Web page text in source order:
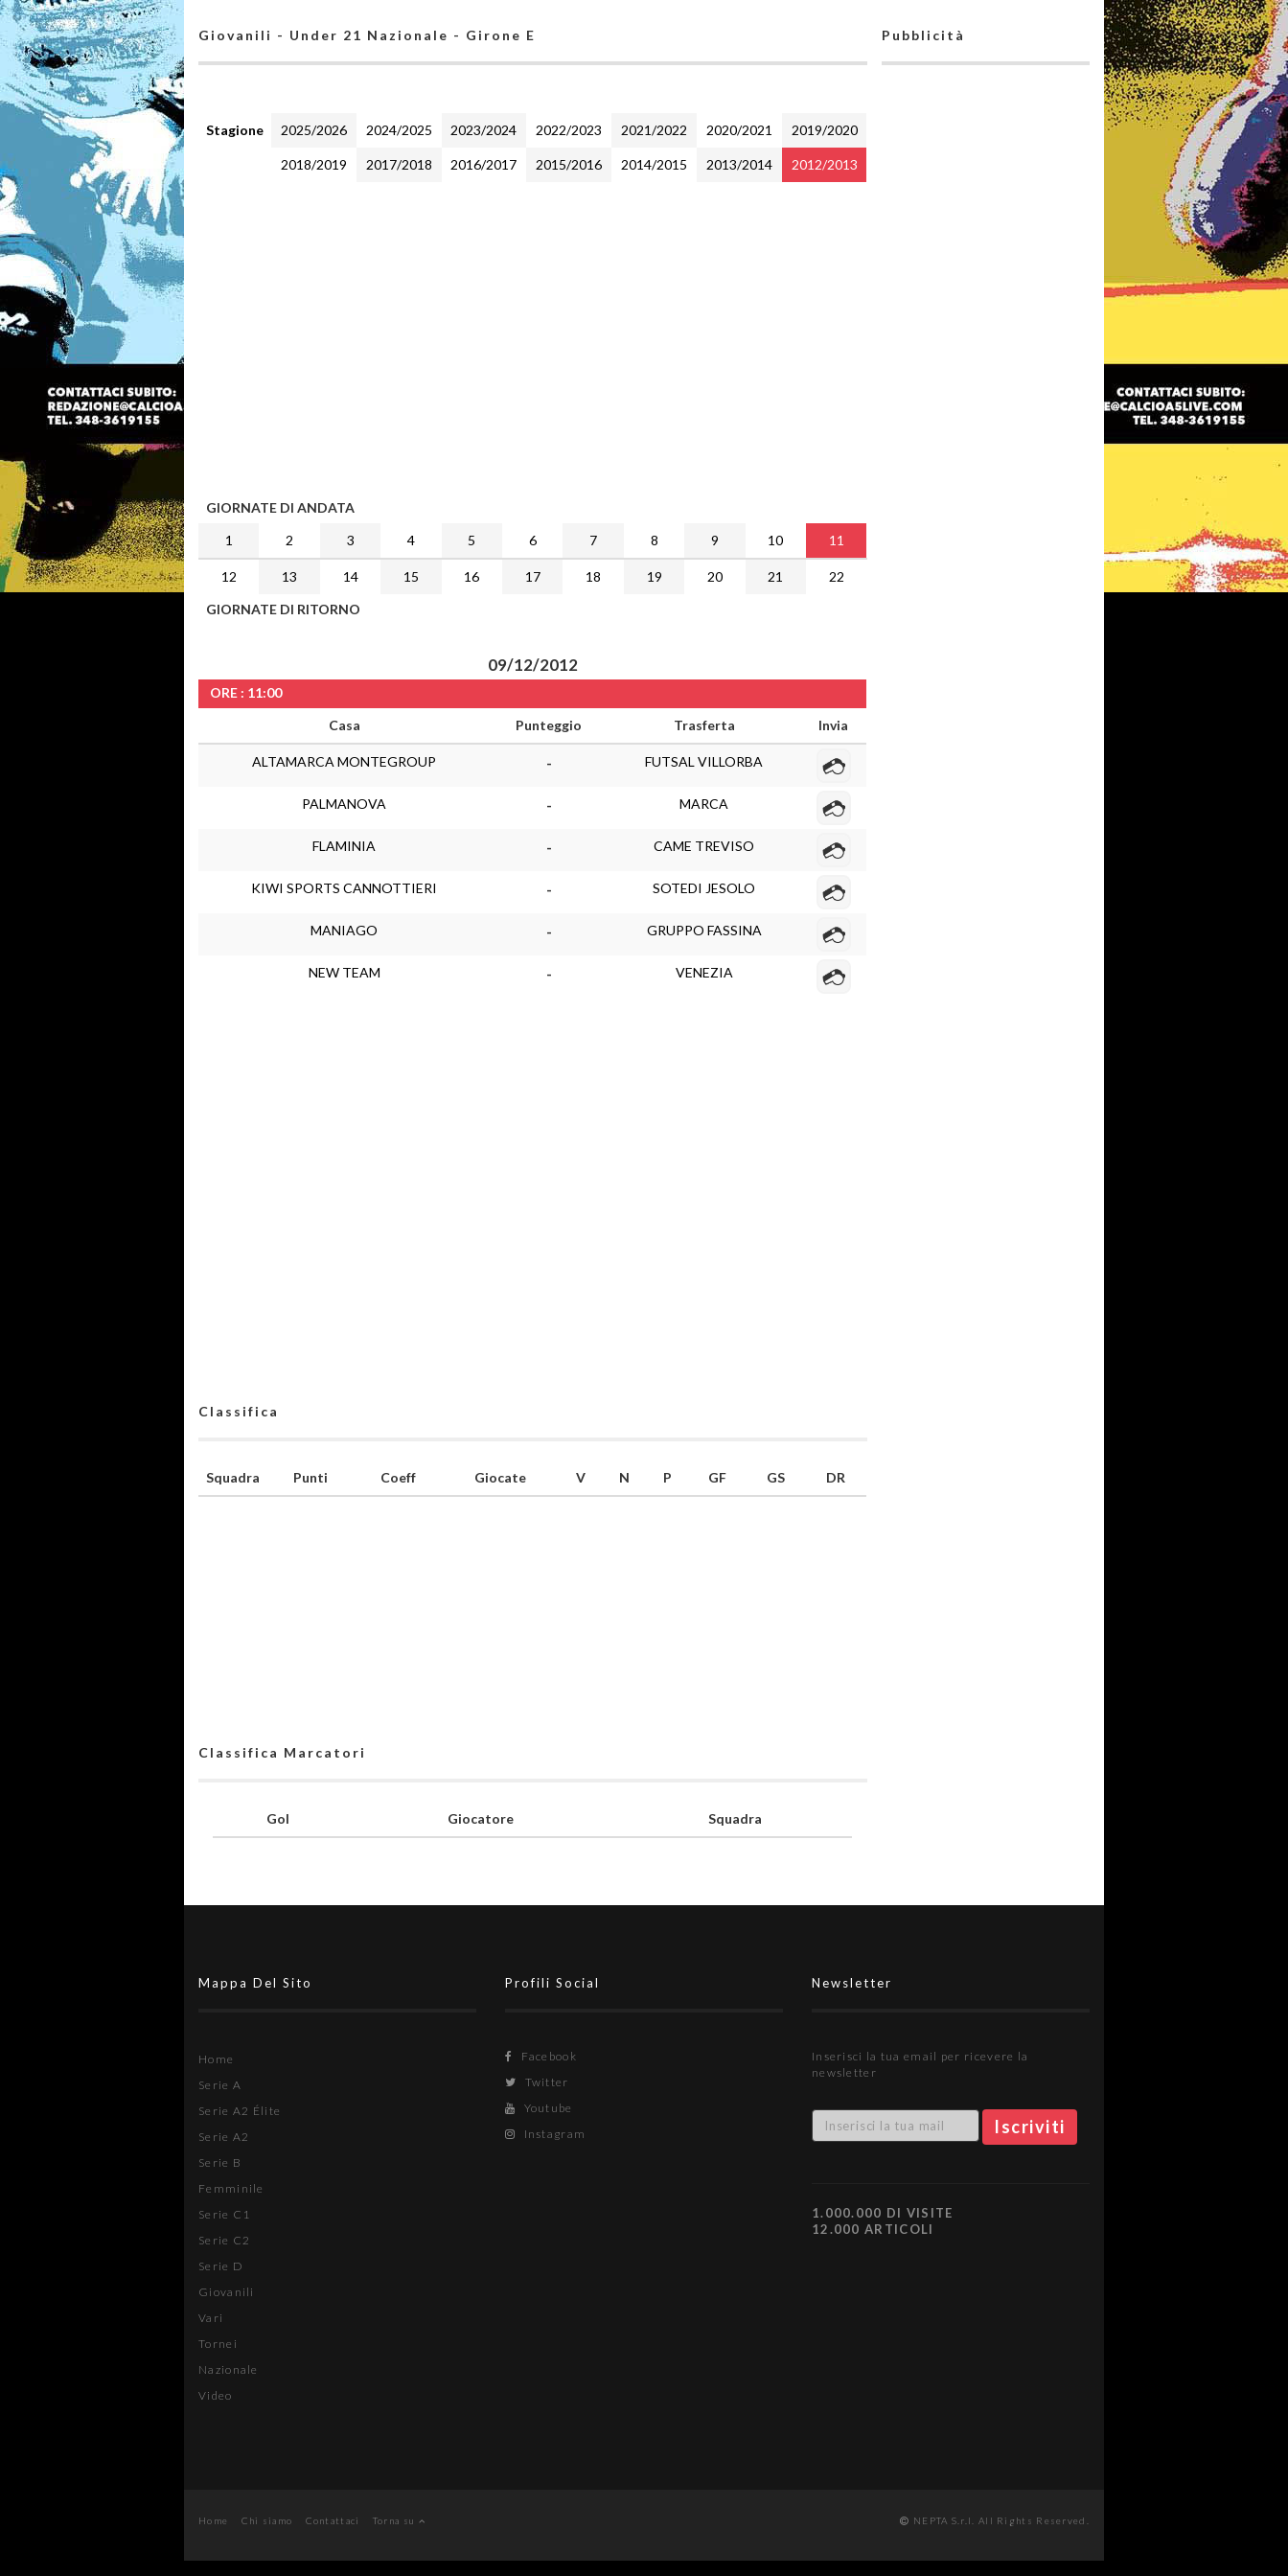
Giovanili - Under 21 Nazionale - Girone E
Stagione 2025/2026 2024/2025 2023/2024 2022/2023 2021/2022 2020/2021 2019/2020
2018/2019 2017/2018 2016/2017 2015/2016 2014/2015 2013/2014 2012/2013
GIORNATE DI ANDATA
1
2 3 4 5 6 7 8 9 10 11
12 13 14 15 16 17 18 19 20 21
22
GIORNATE DI RITORNO
09/12/2012
ORE : 11:00
Casa
Punteggio Trasferta Invia
ALTAMARCA MONTEGROUP - FUTSAL VILLORBA
PALMANOVA - MARCA
FLAMINIA - CAME TREVISO
KIWI SPORTS CANNOTTIERI - SOTEDI JESOLO
MANIAGO - GRUPPO FASSINA
NEW TEAM - VENEZIA
Classifica
Squadra Punti Coeff Giocate V N P GF GS DR
Classifica Marcatori
Gol Giocatore Squadra
Pubblicità
Mappa Del Sito
Home
Serie A
Serie A2 Élite
Serie A2
Serie B
Femminile
Serie C1
Serie C2
Serie D
Giovanili
Vari
Tornei
Nazionale
Video
Profili Social
Facebook
Twitter
Youtube
Instagram
Newsletter
Inserisci la tua email per ricevere la
newsletter
1.000.000 DI VISITE
12.000 ARTICOLI
Home Chi siamo Contattaci Torna su NEPTA S.r.l. All Rights Reserved.